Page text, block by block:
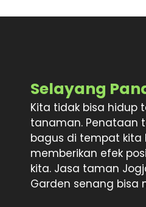
Selayang
Kita tidak bisa hidup
tanaman. Penataan
bagus di tempat kita
memberikan efek
kita. Jasa taman
Garden senang bisa